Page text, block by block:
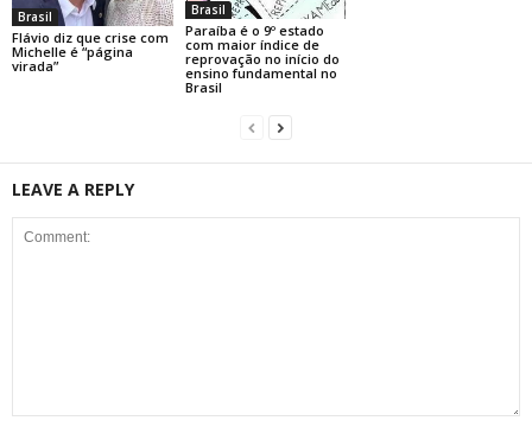
Brasil
Flávio diz que crise com
Michelle é “página
virada”
Brasil
Paraíba é o 9º estado
com maior índice de
reprovação no início do
ensino fundamental no
Brasil
LEAVE A REPLY